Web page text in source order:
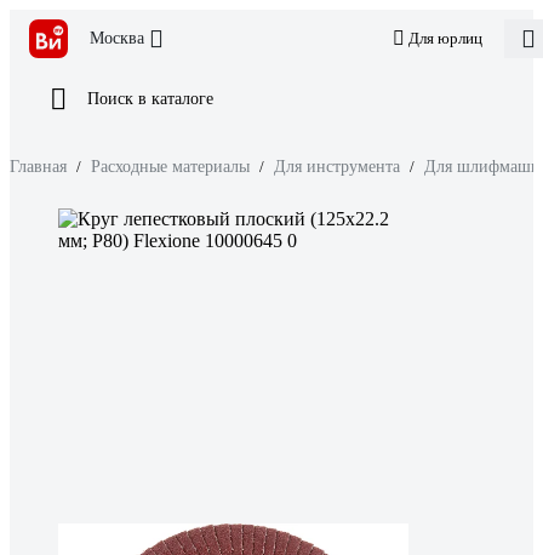
Москва Для юрлиц
Поиск в каталоге
Главная / Расходные материалы / Для инструмента / Для